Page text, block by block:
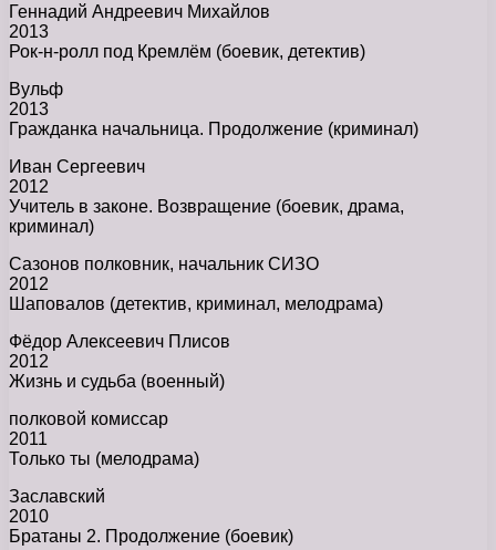
Геннадий Андреевич Михайлов
2013
Рок-н-ролл под Кремлём (боевик, детектив)
Вульф
2013
Гражданка начальница. Продолжение (криминал)
Иван Сергеевич
2012
Учитель в законе. Возвращение (боевик, драма,
криминал)
Сазонов полковник, начальник СИЗО
2012
Шаповалов (детектив, криминал, мелодрама)
Фёдор Алексеевич Плисов
2012
Жизнь и судьба (военный)
полковой комиссар
2011
Только ты (мелодрама)
Заславский
2010
Братаны 2. Продолжение (боевик)